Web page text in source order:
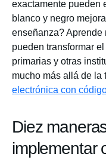
exactamente pueden
blanco y negro
enseñanza? Aprende
pueden transformar
primarias y otras
mucho más allá de la
electrónica con
Diez
implementar